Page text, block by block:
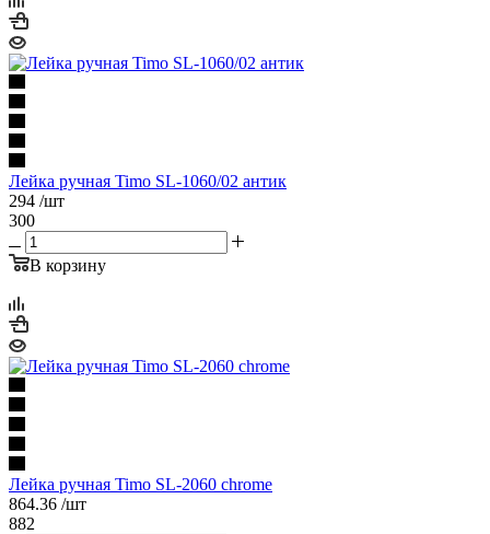
Лейка ручная Timo SL-1060/02 антик
294 /шт
300
В корзину
Лейка ручная Timo SL-2060 chrome
864.36 /шт
882